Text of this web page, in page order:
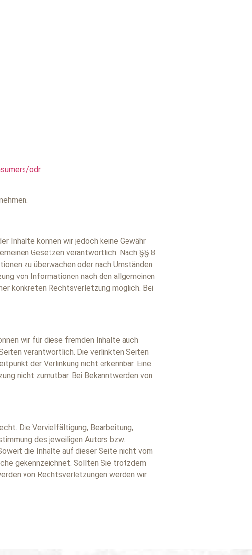
odr.
Inhalte können wir jedoch keine Gewähr
Gesetzen verantwortlich. Nach §§ 8
zu überwachen oder nach Umständen
von Informationen nach den allgemeinen
konkreten Rechtsverletzung möglich. Bei
wir für diese fremden Inhalte auch
verantwortlich. Die verlinkten Seiten
der Verlinkung nicht erkennbar. Eine
nicht zumutbar. Bei Bekanntwerden von
Die Vervielfältigung, Bearbeitung,
des jeweiligen Autors bzw.
die Inhalte auf dieser Seite nicht vom
gekennzeichnet. Sollten Sie trotzdem
von Rechtsverletzungen werden wir